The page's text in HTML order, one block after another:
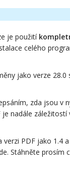
je použití
celého
jako verze 28.0
zda jsou v
nadále
PDF jako 1.4
Stáhněte prosím